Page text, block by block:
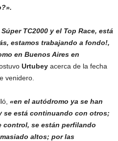
TC2000 y el Top Race, está
estamos trabajando a fondo!,
en Buenos Aires en
Urtubey acerca de la fecha
venidero.
«en el autódromo ya se han
se está continuando con otros;
control, se están perfilando
altos; por las